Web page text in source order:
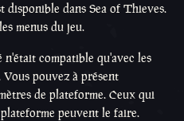
dans Sea of Thieves.
menus du jeu.
compatible qu'avec les
pouvez à présent
de plateforme. Ceux qui
peuvent le faire.